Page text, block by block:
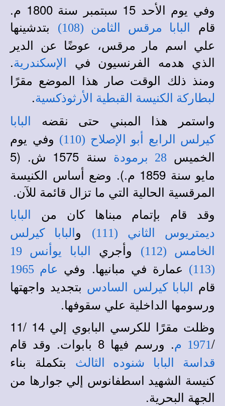
وفي يوم الأحد 15 سبتمبر سنة 1800 م.
قام
البابا مرقس الثامن (108)
بتدشينها
علي اسم مار مرقس، عوضًا عن الدير
الذي هدمه الفرنسيون في
الإسكندرية.
ومنذ ذلك الوقت صار هذا الموضع مقرًا
لبطاركة الكنيسة القبطية الأرثوذكسية.
واستمر هذا المبني حتى نقضه
البابا
كيرلس الرابع أبو الإصلاح (110)
وفي يوم
الخميس
28 برمودة
سنة 1575 ش. (5
مايو سنة 1859 م.). وضع أساس الكنيسة
المرقسية الحالية التي ما تزال قائمة للآن.
وقد قام بإتمام مبناها كان من
البابا
ديمتريوس الثاني (111)
و البابا كيرلس
الخامس (112)
وأجري
البابا يوأنس 19
(113)
عمارة في مبانيها. وفي عام 1965
قام البابا كيرلس السادس بتجديد واجهتها
ورسومها الداخلية علي سقوفها.
وظلت مقرًا للكرسي البابوي إلي 14 /11
/1971 م . ورسم فيها 8 بابوات. وقد قام
قداسة البابا شنوده الثالث
بتكملة بناء
كنيسة الشهيد اسطفانوس إلي جوارها من
الجهة البحرية.